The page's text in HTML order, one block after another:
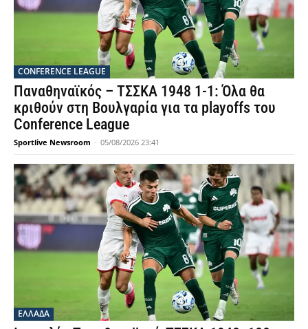
CONFERENCE LEAGUE
Παναθηναϊκός – ΤΣΣΚΑ 1948 1-1: Όλα θα
κριθούν στη Βουλγαρία για τα playoffs του
Conference League
Sportlive Newsroom - 05/08/2026 23:41
ΕΛΛΑΔΑ